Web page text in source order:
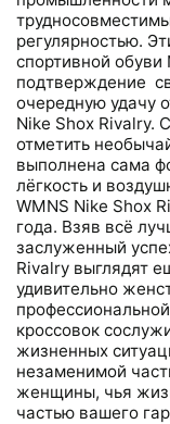
регулярностью.
спортивной
подтверждение
очередную удачу
Nike Shox Rivalry.
отметить
выполнена сама
лёгкость и
WMNS Nike Shox
года. Взяв всё
заслуженный
Rivalry выглядят
удивительно
кроссовок
жизненных
незаменимой
женщины, чья
частью вашего